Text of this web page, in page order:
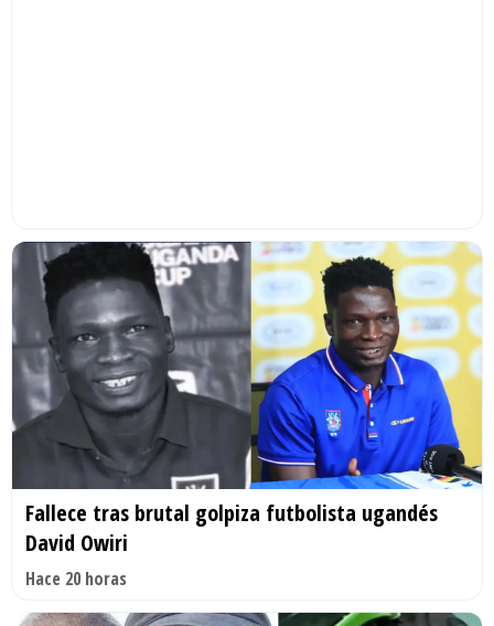
Fallece tras brutal golpiza futbolista ugandés
David Owiri
Hace 20 horas